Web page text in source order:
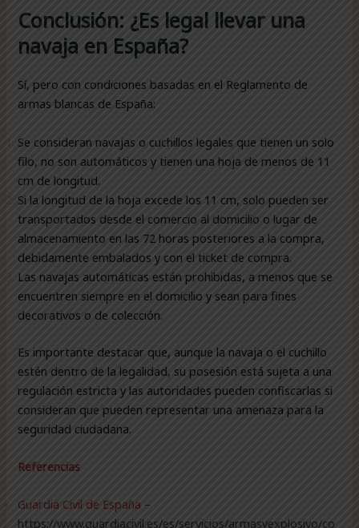
Conclusión: ¿Es legal llevar una
navaja en España?
Sí, pero con condiciones basadas en el Reglamento de
armas blancas de España:
Se consideran navajas o cuchillos legales que tienen un solo
filo, no son automáticos y tienen una hoja de menos de 11
cm de longitud.
Si la longitud de la hoja excede los 11 cm, solo pueden ser
transportados desde el comercio al domicilio o lugar de
almacenamiento en las 72 horas posteriores a la compra,
debidamente embalados y con el ticket de compra.
Las navajas automáticas están prohibidas, a menos que se
encuentren siempre en el domicilio y sean para fines
decorativos o de colección.
Es importante destacar que, aunque la navaja o el cuchillo
estén dentro de la legalidad, su posesión está sujeta a una
regulación estricta y las autoridades pueden confiscarlas si
consideran que pueden representar una amenaza para la
seguridad ciudadana.
Referencias
Guardia Civil de España –
https://www.guardiacivil.es/es/servicios/armasyexplosivo/co